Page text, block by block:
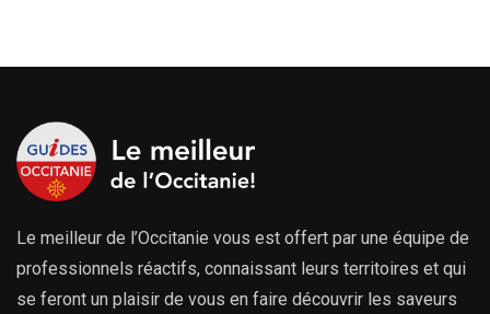
Le meilleur de l’Occitanie vous est offert par une équipe de
professionnels réactifs, connaissant leurs territoires et qui
se feront un plaisir de vous en faire découvrir les saveurs